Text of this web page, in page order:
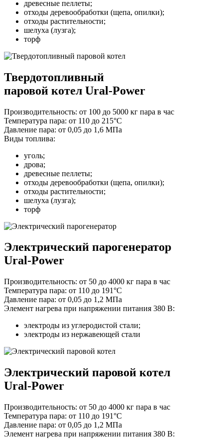
древесные пеллеты;
отходы деревообработки (щепа, опилки);
отходы растительности;
шелуха (лузга);
торф
Твердотопливный
паровой котел Ural-Power
Производительность: от 100 до 5000 кг пара в час
Температура пара: от 110 до 215°С
Давление пара: от 0,05 до 1,6 МПа
Виды топлива:
уголь;
дрова;
древесные пеллеты;
отходы деревообработки (щепа, опилки);
отходы растительности;
шелуха (лузга);
торф
Электрический парогенератор
Ural-Power
Производительность: от 50 до 4000 кг пара в час
Температура пара: от 110 до 191°С
Давление пара: от 0,05 до 1,2 МПа
Элемент нагрева при напряжении питания 380 В:
электроды из углеродистой стали;
электроды из нержавеющей стали
Электрический паровой котел
Ural-Power
Производительность: от 50 до 4000 кг пара в час
Температура пара: от 110 до 191°С
Давление пара: от 0,05 до 1,2 МПа
Элемент нагрева при напряжении питания 380 В: